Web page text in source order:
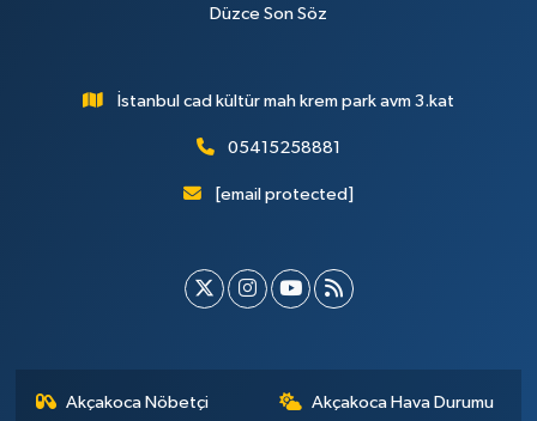
Düzce Son Söz
İstanbul cad kültür mah krem park avm 3.kat
05415258881
[email protected]
Akçakoca Nöbetçi
Akçakoca Hava Durumu